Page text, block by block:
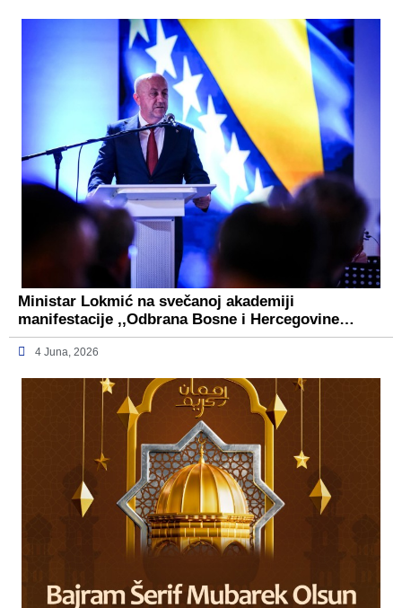
Ministar Lokmić na svečanoj akademiji
manifestacije ,,Odbrana Bosne i Hercegovine…
4 Juna, 2026